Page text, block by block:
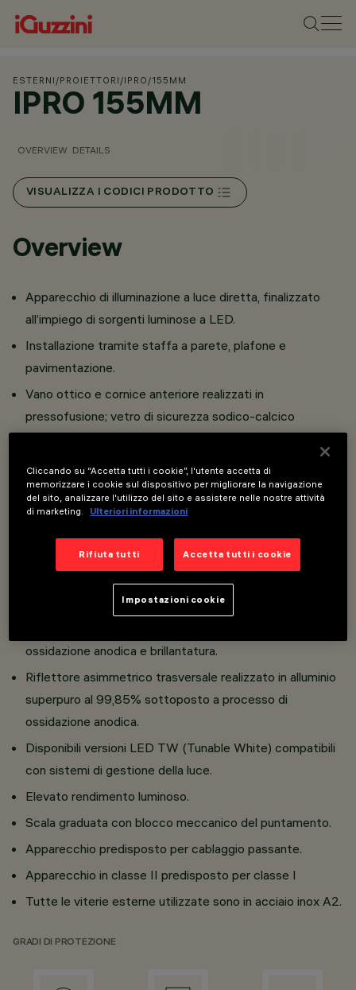
ESTERNI /PROIETTORI /IPRO /155MM
IPRO 155MM
OVERVIEW DETAILS
VISUALIZZA I CODICI PRODOTTO
Overview
Apparecchio di illuminazione a luce diretta, finalizzato
all’impiego di sorgenti luminose a LED.
Installazione tramite staffa a parete, plafone e
pavimentazione.
Vano ottico e cornice anteriore realizzati in
pressofusione; vetro di sicurezza sodico-calcico
Staffa realizzata in estrusione di alluminio con scala
graduata serigrafata per facilitare le operazioni di
Guarnizioni siliconiche interne per garantire la tenuta
Riflettori circolari ed asimmetrici longitudinali realizzati in
ossidazione anodica e brillantatura.
Riflettore asimmetrico trasversale realizzato in alluminio
superpuro al 99,85% sottoposto a processo di
ossidazione anodica.
Disponibili versioni LED TW (Tunable White) compatibili
con sistemi di gestione della luce.
Elevato rendimento luminoso.
Scala graduata con blocco meccanico del puntamento.
Apparecchio predisposto per cablaggio passante.
Apparecchio in classe II predisposto per classe I
Tutte le viterie esterne utilizzate sono in acciaio inox A2.
GRADI DI PROTEZIONE
Cliccando su “Accetta tutti i cookie”, l'utente accetta di
memorizzare i cookie sul dispositivo per migliorare la navigazione
del sito, analizzare l'utilizzo del sito e assistere nelle nostre attività
di marketing.
Ulteriori informazioni
Rifiuta tutti Accetta tutti i cookie
Impostazioni cookie